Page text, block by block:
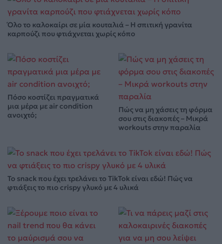
Όλο το καλοκαίρι σε μία κουταλιά – Η σπιτική γρανίτα
καρπούζι που φτιάχνεται χωρίς κόπο
Πόσο κοστίζει πραγματικά
μια μέρα με air condition
ανοιχτό;
Πώς να μη χάσεις τη φόρμα
σου στις διακοπές – Μικρά
workouts στην παραλία
Το snack που έχει τρελάνει το TikTok είναι εδώ! Πώς να
φτιάξεις το πιο crispy γλυκό με 4 υλικά